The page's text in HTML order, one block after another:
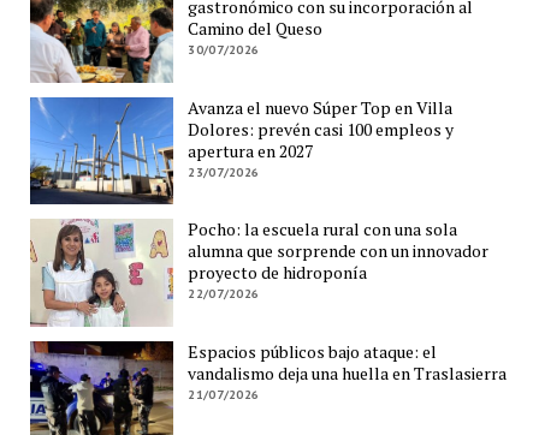
gastronómico con su incorporación al
Camino del Queso
30/07/2026
Avanza el nuevo Súper Top en Villa
Dolores: prevén casi 100 empleos y
apertura en 2027
23/07/2026
Pocho: la escuela rural con una sola
alumna que sorprende con un innovador
proyecto de hidroponía
22/07/2026
Espacios públicos bajo ataque: el
vandalismo deja una huella en Traslasierra
21/07/2026